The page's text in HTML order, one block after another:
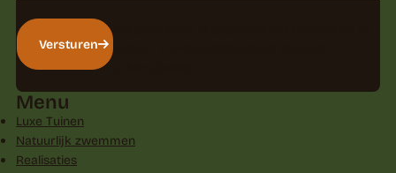
Versturen
Menu
Luxe Tuinen
Natuurlijk zwemmen
Realisaties